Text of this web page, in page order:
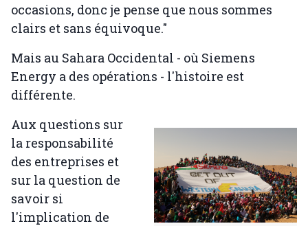
occasions, donc je pense que nous sommes
clairs et sans équivoque."
Mais au Sahara Occidental - où Siemens
Energy a des opérations - l'histoire est
différente.
Aux questions sur
la responsabilité
des entreprises et
sur la question de
savoir si
l'implication de